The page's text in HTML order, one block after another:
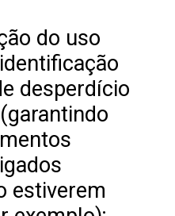
do uso
desperdício
estiverem